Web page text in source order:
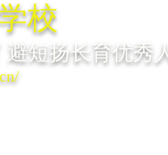
校
避短扬长育优秀